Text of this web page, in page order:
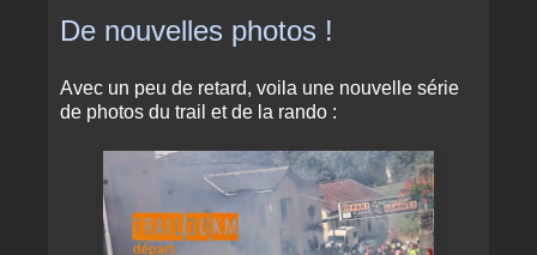
De nouvelles photos !
Avec un peu de retard, voila une nouvelle série
de photos du trail et de la rando :